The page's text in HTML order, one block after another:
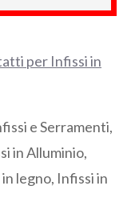
per Infissi in
e Serramenti,
in Alluminio,
legno, Infissi in